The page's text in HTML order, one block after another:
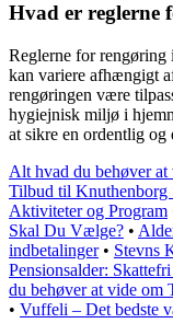
Hvad er reglerne
Reglerne for rengøring
kan variere afhængigt
rengøringen være
hygiejnisk miljø i
at sikre en ordentlig
Alt hvad du behøver
Tilbud til Knuthenborg
Aktiviteter og Program
Skal Du Vælge? •
indbetalinger• Stevns
Pensionsalder:
du behøver at vide om
• Vuffeli – Det bedste